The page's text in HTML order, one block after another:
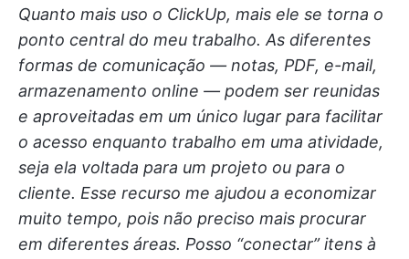
Quanto mais uso o ClickUp, mais ele se torna o
ponto central do meu trabalho. As diferentes
formas de comunicação — notas, PDF, e-mail,
armazenamento online — podem ser reunidas
e aproveitadas em um único lugar para facilitar
o acesso enquanto trabalho em uma atividade,
seja ela voltada para um projeto ou para o
cliente. Esse recurso me ajudou a economizar
muito tempo, pois não preciso mais procurar
em diferentes áreas. Posso “conectar” itens à